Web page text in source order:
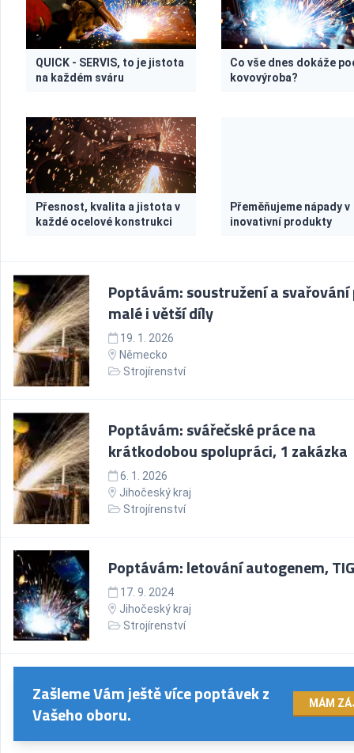
QUICK - SERVIS, to je jistota
na každém sváru
Co vše dnes dokáže
kovovýroba?
Přesnost, kvalita a jistota v
každé ocelové konstrukci
Přeměňujeme nápady v
inovativní produkty
Poptávám: soustružení a
malé i větší díly
19. 1. 2026
Německo
Strojírenství
Poptávám: svářečské práce na
krátkodobou spolupráci, 1 zakázka
6. 1. 2026
Jihočeský kraj
Strojírenství
Poptávám: letování autogenem, TIG
17. 9. 2024
Jihočeský kraj
Strojírenství
Zašleme Vám ještě více poptávek z
Vašeho oboru.
MÁM